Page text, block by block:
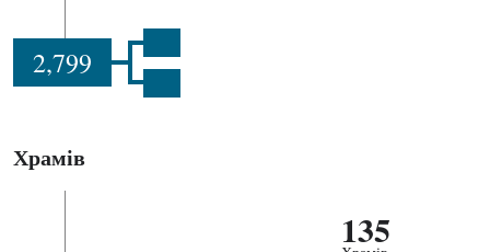
2,799
Храмів
135